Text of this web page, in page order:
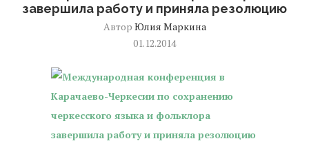
завершила работу и приняла резолюцию
Автор Юлия Маркина
01.12.2014